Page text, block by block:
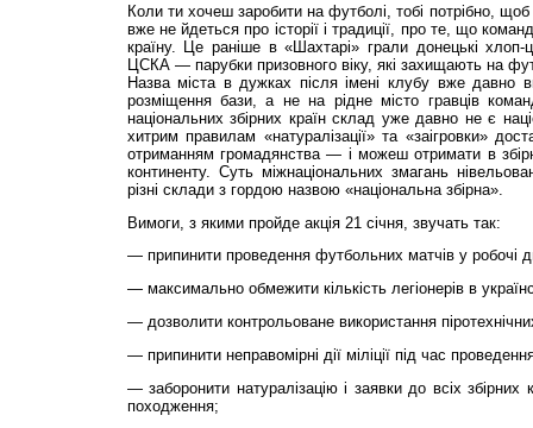
Коли ти хочеш заробити на футболі, тобі потрібно,
вже не йдеться про історії і традиції, про те, що
країну. Це раніше в «Шахтарі» грали донецькі хлоп-
ЦСКА — парубки призовного віку, які захищають на
Назва міста в дужках після імені клубу вже давно
розміщення бази, а не на рідне місто гравців
національних збірних країн склад уже давно не є
хитрим правилам «натуралізації» та «заігровки»
отриманням громадянства — і можеш отримати в
континенту. Суть міжнаціональних змагань
різні склади з гордою назвою «національна збірна».
Вимоги, з якими пройде акція 21 січня, звучать так:
— припинити проведення футбольних матчів у робочі
— максимально обмежити кількість легіонерів в
— дозволити контрольоване використання
— припинити неправомірні дії міліції під час
— заборонити натуралізацію і заявки до всіх збірних
походження;